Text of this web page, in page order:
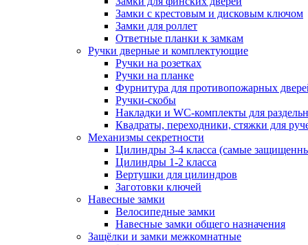
Замки с крестовым и дисковым ключом
Замки для роллет
Ответные планки к замкам
Ручки дверные и комплектующие
Ручки на розетках
Ручки на планке
Фурнитура для противопожарных
Ручки-скобы
Накладки и WC-комплекты для
Квадраты, переходники, стяжки для
Механизмы секретности
Цилиндры 3-4 класса (самые
Цилиндры 1-2 класса
Вертушки для цилиндров
Заготовки ключей
Навесные замки
Велосипедные замки
Навесные замки общего назначения
Защёлки и замки межкомнатные